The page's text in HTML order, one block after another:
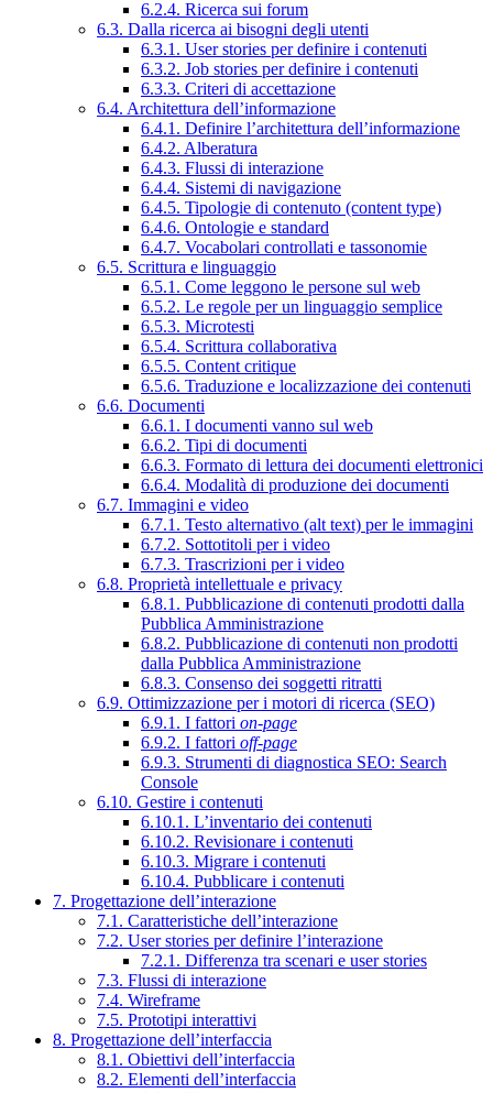
6.2.4. Ricerca sui forum
6.3. Dalla ricerca ai bisogni degli utenti
6.3.1. User stories per definire i contenuti
6.3.2. Job stories per definire i contenuti
6.3.3. Criteri di accettazione
6.4. Architettura dell’informazione
6.4.1. Definire l’architettura dell’informazione
6.4.2. Alberatura
6.4.3. Flussi di interazione
6.4.4. Sistemi di navigazione
6.4.5. Tipologie di contenuto (content type)
6.4.6. Ontologie e standard
6.4.7. Vocabolari controllati e tassonomie
6.5. Scrittura e linguaggio
6.5.1. Come leggono le persone sul web
6.5.2. Le regole per un linguaggio semplice
6.5.3. Microtesti
6.5.4. Scrittura collaborativa
6.5.5. Content critique
6.5.6. Traduzione e localizzazione dei contenuti
6.6. Documenti
6.6.1. I documenti vanno sul web
6.6.2. Tipi di documenti
6.6.3. Formato di lettura dei documenti elettronici
6.6.4. Modalità di produzione dei documenti
6.7. Immagini e video
6.7.1. Testo alternativo (alt text) per le immagini
6.7.2. Sottotitoli per i video
6.7.3. Trascrizioni per i video
6.8. Proprietà intellettuale e privacy
6.8.1. Pubblicazione di contenuti prodotti dalla
Pubblica Amministrazione
6.8.2. Pubblicazione di contenuti non prodotti
dalla Pubblica Amministrazione
6.8.3. Consenso dei soggetti ritratti
6.9. Ottimizzazione per i motori di ricerca (SEO)
6.9.1. I fattori on-page
6.9.2. I fattori off-page
6.9.3. Strumenti di diagnostica SEO: Search
Console
6.10. Gestire i contenuti
6.10.1. L’inventario dei contenuti
6.10.2. Revisionare i contenuti
6.10.3. Migrare i contenuti
6.10.4. Pubblicare i contenuti
7. Progettazione dell’interazione
7.1. Caratteristiche dell’interazione
7.2. User stories per definire l’interazione
7.2.1. Differenza tra scenari e user stories
7.3. Flussi di interazione
7.4. Wireframe
7.5. Prototipi interattivi
8. Progettazione dell’interfaccia
8.1. Obiettivi dell’interfaccia
8.2. Elementi dell’interfaccia